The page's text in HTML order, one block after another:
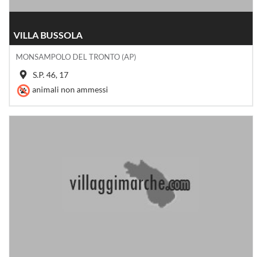
VILLA BUSSOLA
MONSAMPOLO DEL TRONTO (AP)
S.P. 46, 17
animali non ammessi